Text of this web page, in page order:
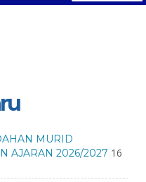
MURID
AJARAN 2026/2027 16